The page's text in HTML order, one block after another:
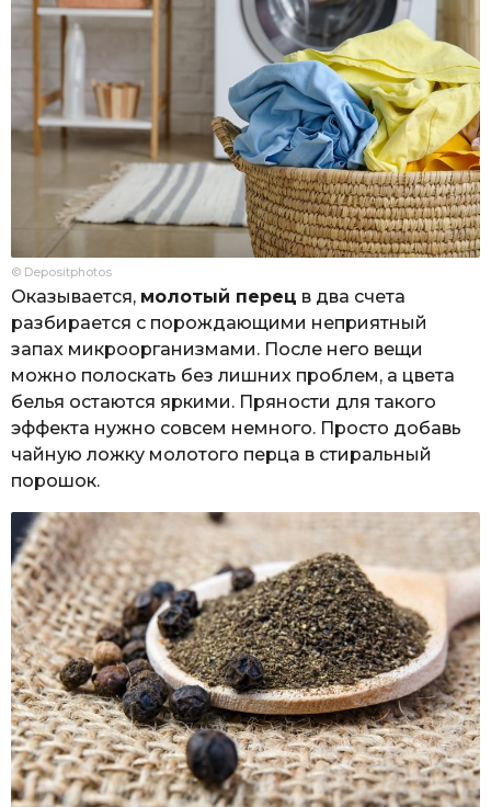
© Depositphotos
Оказывается, молотый перец в два счета
разбирается с порождающими неприятный
запах микроорганизмами. После него вещи
можно полоскать без лишних проблем, а цвета
белья остаются яркими. Пряности для такого
эффекта нужно совсем немного. Просто добавь
чайную ложку молотого перца в стиральный
порошок.